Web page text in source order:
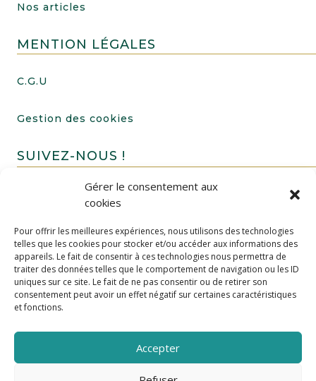
Gérer le consentement aux
cookies
Pour offrir les meilleures expériences, nous utilisons des technologies
telles que les cookies pour stocker et/ou accéder aux informations des
appareils. Le fait de consentir à ces technologies nous permettra de
traiter des données telles que le comportement de navigation ou les ID
uniques sur ce site. Le fait de ne pas consentir ou de retirer son
consentement peut avoir un effet négatif sur certaines caractéristiques
et fonctions.
Accepter
Nos articles
MENTION LÉGALES
C.G.U
Gestion des cookies
SUIVEZ-NOUS !
FAIRE UN DON